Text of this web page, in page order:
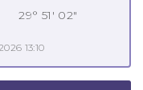
29° 51' 02"
13:10